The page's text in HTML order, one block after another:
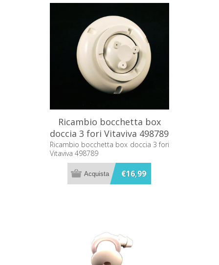
Ricambio bocchetta box
doccia 3 fori Vitaviva 498789
Ricambio bocchetta box doccia 3 fori
Vitaviva 498789
€16,99